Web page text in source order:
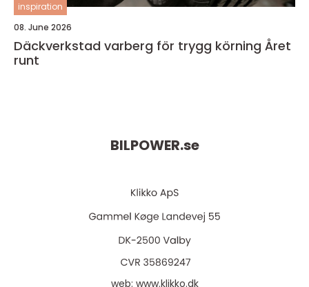
inspiration
08. June 2026
Däckverkstad varberg för trygg körning Året
runt
BILPOWER.se
web: www.klikko.dk